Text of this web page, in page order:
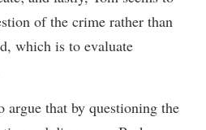
of the crime rather than
which is to evaluate
that by questioning the